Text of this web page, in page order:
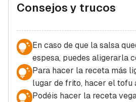
Consejos y trucos
En caso de que la salsa
espesa, puedes aligerarla
Para hacer la receta más
lugar de frito, hacer el tofu
Podéis hacer la receta